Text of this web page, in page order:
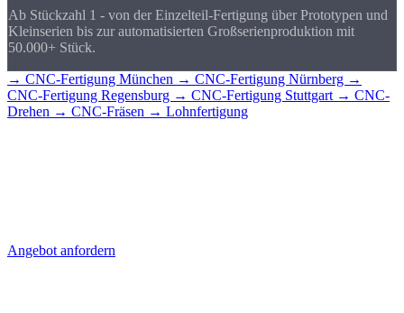
Ab Stückzahl 1 - von der Einzelteil-Fertigung über Prototypen und
Kleinserien bis zur automatisierten Großserienproduktion mit
50.000+ Stück.
→ CNC-Fertigung München → CNC-Fertigung Nürnberg →
CNC-Fertigung Regensburg → CNC-Fertigung Stuttgart → CNC-
Drehen → CNC-Fräsen → Lohnfertigung
Angebot anfordern